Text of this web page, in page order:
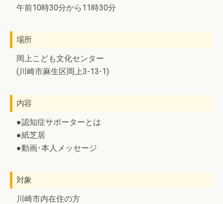
午前10時30分から11時30分
場所
岡上こども文化センター
(川崎市麻生区岡上3-13-1)
内容
●認知症サポーターとは
●紙芝居
●動画･本人メッセージ
対象
川崎市内在住の方